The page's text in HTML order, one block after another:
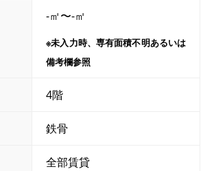
-㎡〜-㎡
※未入力時、専有面積不明あるいは
備考欄参照
4階
鉄骨
全部賃貸